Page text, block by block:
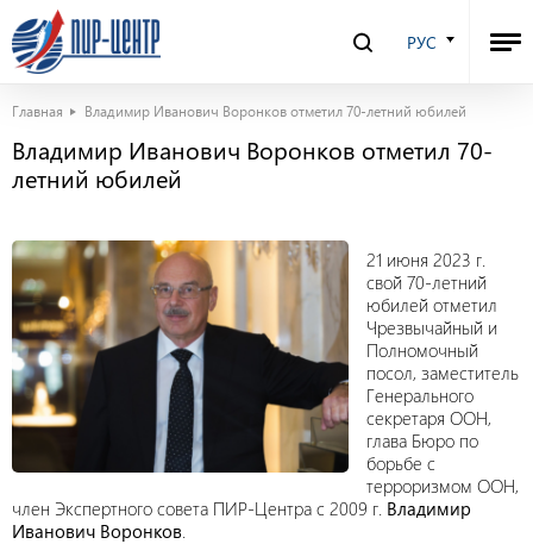
РУС
Главная Владимир Иванович Воронков отметил 70-летний юбилей
Владимир Иванович Воронков отметил 70-
летний юбилей
21 июня 2023 г.
свой 70-летний
юбилей отметил
Чрезвычайный и
Полномочный
посол, заместитель
Генерального
секретаря ООН,
глава Бюро по
борьбе с
терроризмом ООН,
член Экспертного совета ПИР-Центра с 2009 г. Владимир
Иванович Воронков.